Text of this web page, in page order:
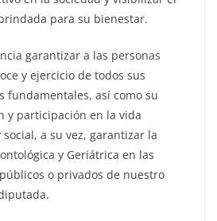
para su bienestar.
garantizar a las personas
y ejercicio de todos sus
fundamentales, así como su
y participación en la vida
a su vez, garantizar la
y Geriátrica en las
o privados de nuestro